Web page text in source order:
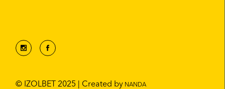
© IZOLBET 2025 | Created by NANDA